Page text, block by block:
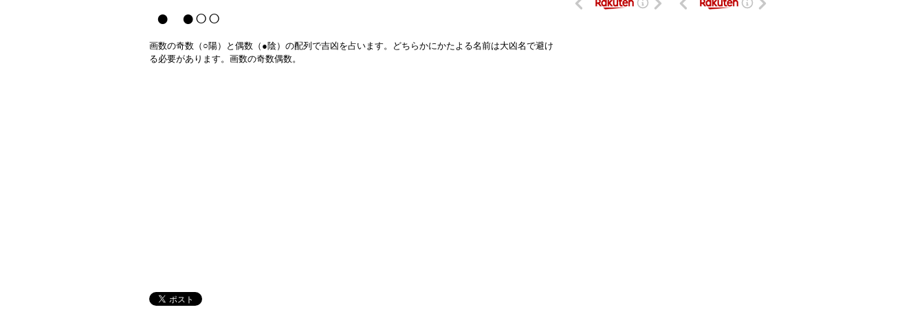
● ●○○
画数の奇数（○陽）と偶数（●陰）の配列で吉凶を占います。どちらかにかたよる名前は大凶名で避け
る必要があります。画数の奇数偶数。